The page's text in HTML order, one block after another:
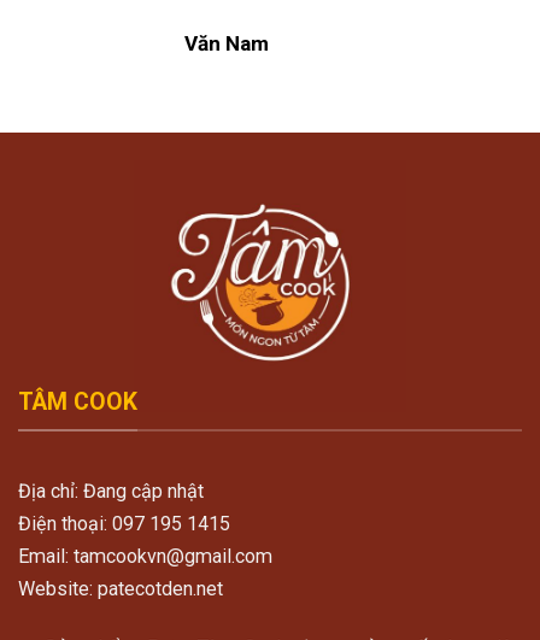
Văn Nam
TÂM COOK
Địa chỉ: Đang cập nhật
Điện thoại: 097 195 1415
Email: tamcookvn@gmail.com
Website: patecotden.net